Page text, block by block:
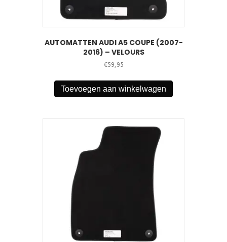
AUTOMATTEN AUDI A5 COUPE (2007-
2016) – VELOURS
€59,95
Toevoegen aan winkelwagen